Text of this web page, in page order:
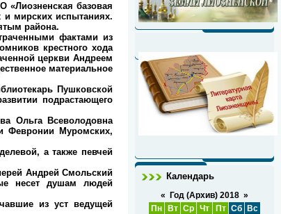
«Лиозненская базовая
и мирских испытаниях.
района.
фактами из
крестного хода
церкви Андреем
материальное
Пушковской
подрастающего
Ольга Всеволодовна
Февронии Муромских,
а также певчей
Андрей Смольский
несет душам людей
из уст ведущей
Календарь
« Год (Архив) 2018 »
Пн
Вт Ср Чт Пт Сб
Вс